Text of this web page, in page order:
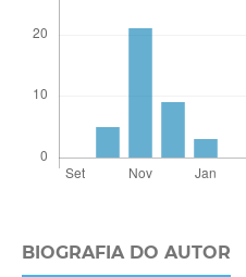
BIOGRAFIA DO AUTOR